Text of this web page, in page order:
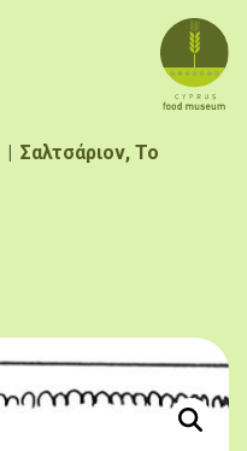
Σαλτσάριον, Το